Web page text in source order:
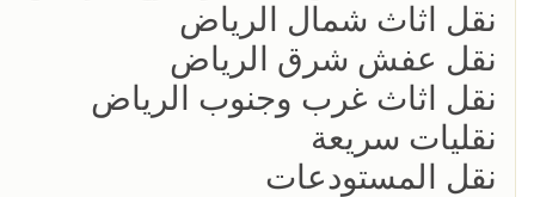
نقل اثاث شمال الرياض
نقل عفش شرق الرياض
نقل اثاث غرب وجنوب الرياض
نقليات سريعة
نقل المستودعات